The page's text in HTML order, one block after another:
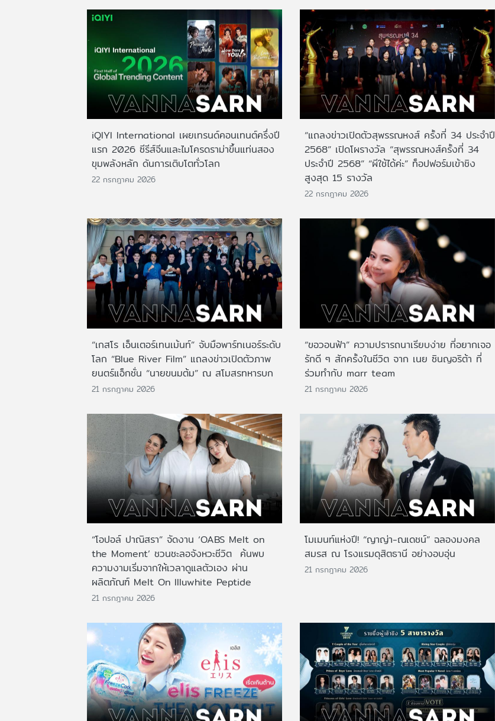
iQIYI International เผยเทรนด์คอนเทนต์ครึ่งปี
แรก 2026 ซีรีส์จีนและไมโครดราม่าขึ้นแท่นสอง
ขุมพลังหลัก ดันการเติบโตทั่วโลก
22 กรกฎาคม 2026
“แถลงข่าวเปิดตัวสุพรรณหงส์ ครั้งที่ 34 ประจำปี
2568” เปิดโผรางวัล “สุพรรณหงส์ครั้งที่ 34
ประจำปี 2568” “ผีใช้ได้ค่ะ” ท็อปฟอร์มเข้าชิง
สูงสุด 15 รางวัล
22 กรกฎาคม 2026
“เกสโร เอ็นเตอร์เทนเม้นท์” จับมือพาร์ทเนอร์ระดับ
โลก “Blue River Film” แถลงข่าวเปิดตัวภาพ
ยนตร์แอ็กชั่น “นายขนมต้ม” ณ สโมสรทหารบก
21 กรกฎาคม 2026
“ขอวอนฟ้า” ความปรารถนาเรียบง่าย ที่อยากเจอ
รักดี ๆ สักครั้งในชีวิต จาก เนย ซินญอริต้า ที่
ร่วมทำกับ marr team
21 กรกฎาคม 2026
“โอปอล์ ปาณิสรา” จัดงาน ‘OABS Melt on
the Moment’ ชวนชะลอจังหวะชีวิต ค้นพบ
ความงามเริ่มจากให้เวลาดูแลตัวเอง ผ่าน
ผลิตภัณฑ์ Melt On Illuwhite Peptide
21 กรกฎาคม 2026
โมเมนท์แห่งปี! “ญาญ่า-ณเดชน์” ฉลองมงคล
สมรส ณ โรงแรมดุสิตธานี อย่างอบอุ่น
21 กรกฎาคม 2026